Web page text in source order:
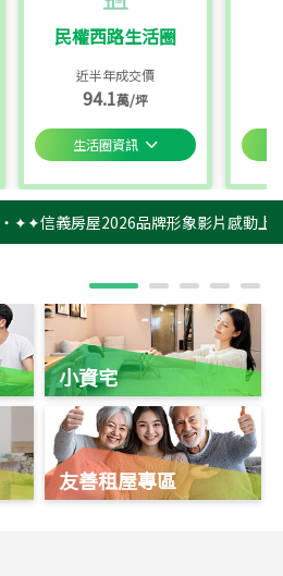
民權西路生活圈
近半年成交價
94.1萬/坪
生活圈資訊
‧✦✦信義房屋2026品牌形象影片感動上
小資宅
友善租屋專區